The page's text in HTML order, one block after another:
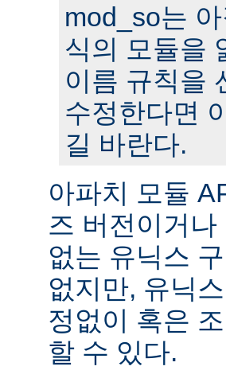
mod_so는
식의 모듈을
이름 규칙을
수정한다면
길 바란다.
아파치 모듈
즈 버전이거
없는 유닉스
없지만, 유닉
정없이 혹은
할 수 있다.